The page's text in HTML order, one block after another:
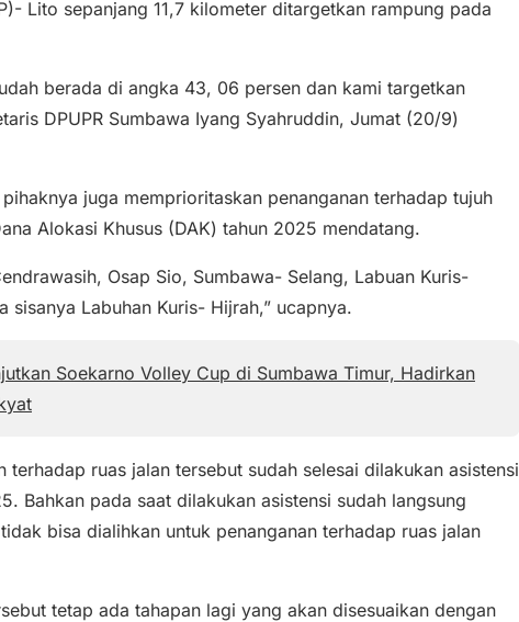
Lito sepanjang 11,7 kilometer ditargetkan rampung pada
berada di angka 43, 06 persen dan kami targetkan
DPUPR Sumbawa Iyang Syahruddin, Jumat (20/9)
juga memprioritaskan penanganan terhadap tujuh
Alokasi Khusus (DAK) tahun 2025 mendatang.
Osap Sio, Sumbawa- Selang, Labuan Kuris-
sisanya Labuhan Kuris- Hijrah,” ucapnya.
Soekarno Volley Cup di Sumbawa Timur, Hadirkan
terhadap ruas jalan tersebut sudah selesai dilakukan asistensi
Bahkan pada saat dilakukan asistensi sudah langsung
bisa dialihkan untuk penanganan terhadap ruas jalan
tetap ada tahapan lagi yang akan disesuaikan dengan